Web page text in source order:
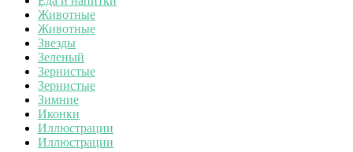
Животные
Животные
Звезды
Зеленый
Зернистые
Зернистые
Зимние
Иконки
Иллюстрации
Иллюстрации